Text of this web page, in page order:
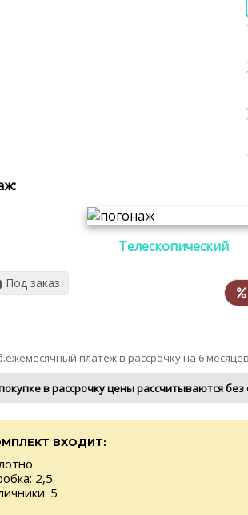
Телескопический
Под заказ
платеж в рассрочку на 6 месяцев
в рассрочку цены рассчитываются без
ВХОДИТ:
2,5
5